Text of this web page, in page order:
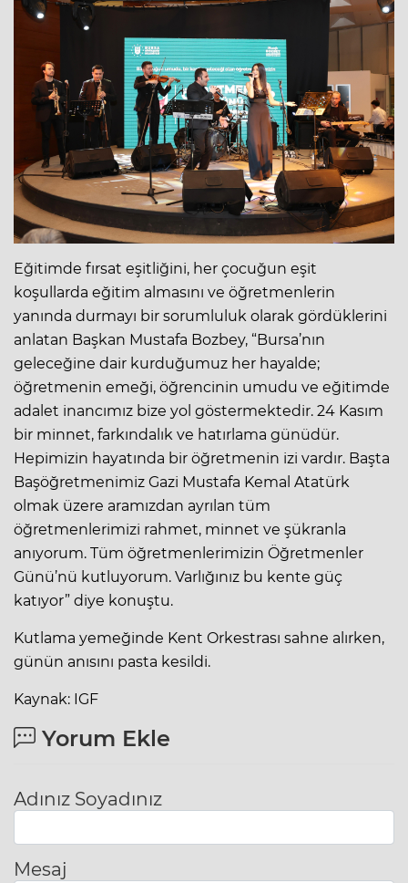
Eğitimde fırsat eşitliğini, her çocuğun eşit
koşullarda eğitim almasını ve öğretmenlerin
yanında durmayı bir sorumluluk olarak gördüklerini
anlatan Başkan Mustafa Bozbey, “Bursa’nın
geleceğine dair kurduğumuz her hayalde;
öğretmenin emeği, öğrencinin umudu ve eğitimde
adalet inancımız bize yol göstermektedir. 24 Kasım
bir minnet, farkındalık ve hatırlama günüdür.
Hepimizin hayatında bir öğretmenin izi vardır. Başta
Başöğretmenimiz Gazi Mustafa Kemal Atatürk
olmak üzere aramızdan ayrılan tüm
öğretmenlerimizi rahmet, minnet ve şükranla
anıyorum. Tüm öğretmenlerimizin Öğretmenler
Günü’nü kutluyorum. Varlığınız bu kente güç
katıyor” diye konuştu.
Kutlama yemeğinde Kent Orkestrası sahne alırken,
günün anısını pasta kesildi.
Kaynak: IGF
Yorum Ekle
Adınız Soyadınız
Mesaj